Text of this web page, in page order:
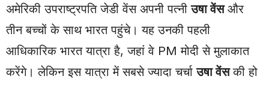
अमेरिकी उपराष्ट्रपति जेडी वेंस अपनी पत्नीउषा वेंसऔर
तीन बच्चों के साथ भारत पहुंचे। यह उनकी पहली
आधिकारिक भारत यात्रा है, जहां वे PM मोदी से मुलाकात
करेंगे। लेकिन इस यात्रा में सबसे ज्यादा चर्चाउषा वेंसकी हो